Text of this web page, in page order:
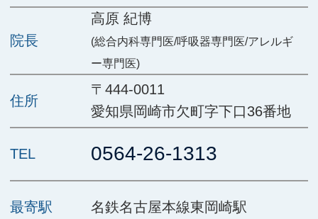
院長
高原 紀博
(総合内科専門医/呼吸器専門医/アレルギ
ー専門医)
住所
〒444-0011
愛知県岡崎市欠町字下口36番地
TEL 0564-26-1313
最寄駅 名鉄名古屋本線東岡崎駅